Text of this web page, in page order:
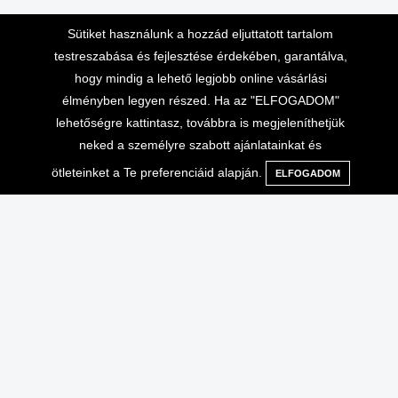
Menü Kategóriák Keresés
Lépj velünk kapcsolatba
Telefonos ügyfélszolgálat 10-
Vásárlási információk
Adatvédelem
Általános Szerződési
Feltételek
Sütiket használunk a hozzád eljuttatott tartalom
testreszabása és fejlesztése érdekében, garantálva,
hogy mindig a lehető legjobb online vásárlási
élményben legyen részed. Ha az "ELFOGADOM"
lehetőségre kattintasz, továbbra is megjeleníthetjük
neked a személyre szabott ajánlatainkat és
ötleteinket a Te preferenciáid alapján.
ELFOGADOM